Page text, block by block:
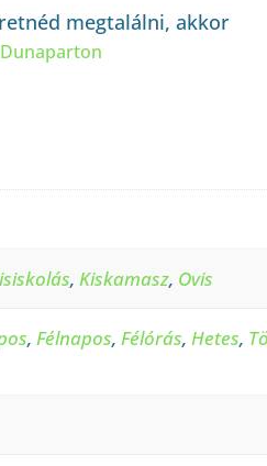
megtalálni, akkor
,Kiskamasz, Ovis
,Félnapos,Félórás,Hetes,